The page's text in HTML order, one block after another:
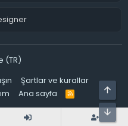
(TR)
Şartlar ve kurallar
Ana sayfa
R
S
S
ALT